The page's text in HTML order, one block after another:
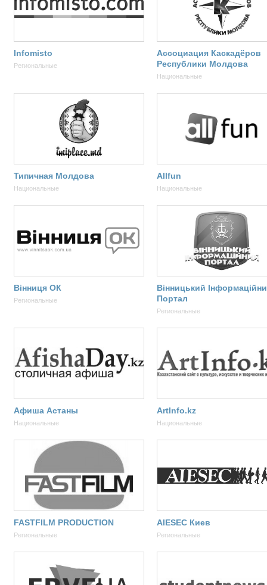
Infomisto
Региональные
Ассоциация Каскадёров
Республики Молдова
Национальные
Типичная Молдова
Национальные
Allfun
Национальные
Вінниця ОК
Региональные
Вінницький
Портал
Региональные
Афиша Астаны
Национальные
ArtInfo.kz
Национальные
FASTFILM PRODUCTION
Региональные
AIESEC Киев
Региональные